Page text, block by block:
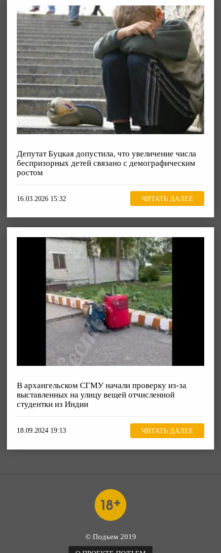
Депутат Буцкая допустила, что увеличение числа
беспризорных детей связано с демографическим
ростом
16.03.2026 15:32 ЧИТАТЬ ДАЛЕЕ
В архангельском СГМУ начали проверку из-за
выставленных на улицу вещей отчисленной
студентки из Индии
18.09.2024 19:13 ЧИТАТЬ ДАЛЕЕ
© Подъем 2019